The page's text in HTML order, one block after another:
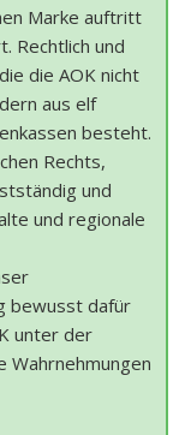
Marke auftritt
Rechtlich und
die AOK nicht
aus elf
besteht.
Rechts,
und
und regionale
bewusst dafür
unter der
Wahrnehmungen